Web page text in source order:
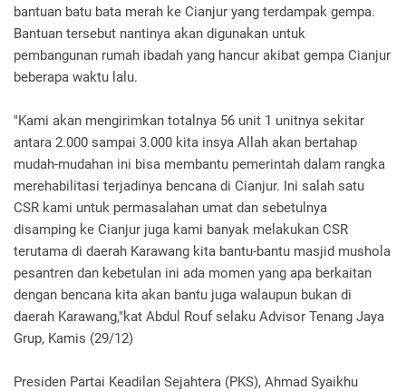
bantuan batu bata merah ke Cianjur yang terdampak gempa.
Bantuan tersebut nantinya akan digunakan untuk
pembangunan rumah ibadah yang hancur akibat gempa Cianjur
beberapa waktu lalu.
"Kami akan mengirimkan totalnya 56 unit 1 unitnya sekitar
antara 2.000 sampai 3.000 kita insya Allah akan bertahap
mudah-mudahan ini bisa membantu pemerintah dalam rangka
merehabilitasi terjadinya bencana di Cianjur. Ini salah satu
CSR kami untuk permasalahan umat dan sebetulnya
disamping ke Cianjur juga kami banyak melakukan CSR
terutama di daerah Karawang kita bantu-bantu masjid mushola
pesantren dan kebetulan ini ada momen yang apa berkaitan
dengan bencana kita akan bantu juga walaupun bukan di
daerah Karawang,"kat Abdul Rouf selaku Advisor Tenang Jaya
Grup, Kamis (29/12)
Presiden Partai Keadilan Sejahtera (PKS), Ahmad Syaikhu